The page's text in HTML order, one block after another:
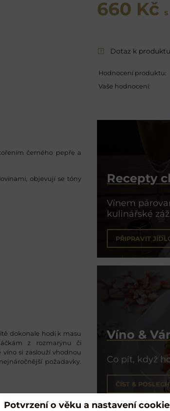
660 Kč
Dotaz k produktu
Hodnocení produktu:
Vaše hodnocení:
černého pepře a
objevují se tóny
dokonale hodí k masu
z rozmarýnu či
víno si zaslouží vhodnou
požadavky.
Recepty
Vínem
kulinářské
PŘIPRAVIT
Víno &
Co pít, když
ČÍST &
Potvrzení o věku a nastavení